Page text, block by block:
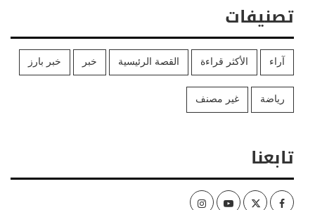
تصنيفات
آراء الأكثر قراءة القصة الرئيسية خبر خبر بارز
رياضة غير مصنف
تابعنا
Facebook
Twitter
Youtube
Instagram